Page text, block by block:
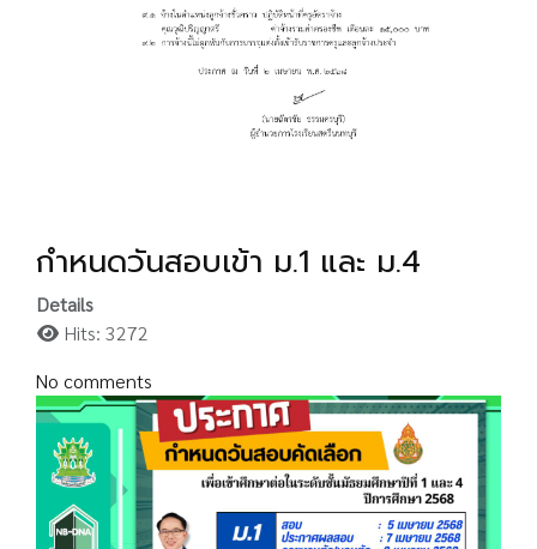
กำหนดวันสอบเข้า ม.1 และ ม.4
Details
Hits: 3272
No comments